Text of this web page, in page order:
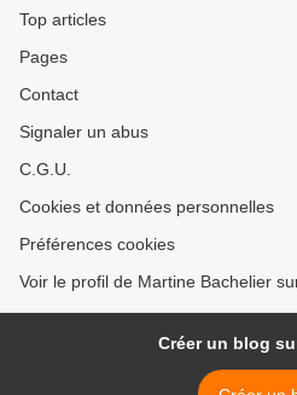
Top articles
Pages
Contact
Signaler un abus
C.G.U.
Cookies et données personnelles
Préférences cookies
Voir le profil de Martine Bachelier
Créer un blog